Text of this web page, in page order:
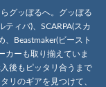
グッぼるへ。グッぼる
ティバ)、SCARPA(スカ
、Beastmaker(ビースト
カーも取り揃えていま
後もピッタリ合うまで
リのギアを見つけて、